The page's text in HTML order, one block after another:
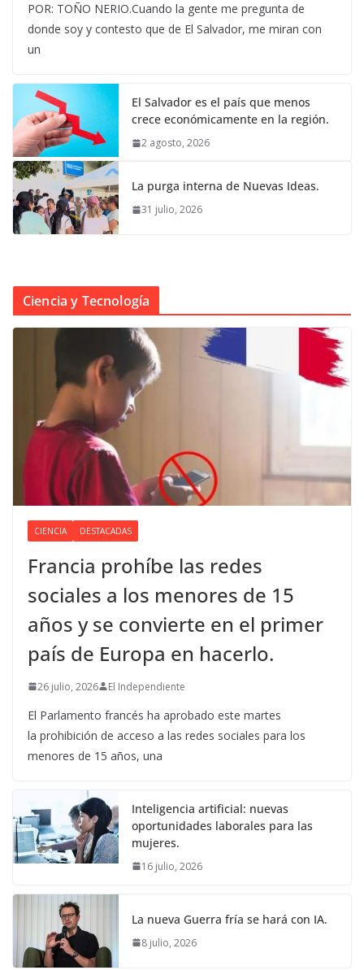
POR: TOÑO NERIO.Cuando la gente me pregunta de
donde soy y contesto que de El Salvador, me miran con
un
El Salvador es el país que menos
crece económicamente en la región.
2 agosto, 2026
La purga interna de Nuevas Ideas.
31 julio, 2026
Ciencia y Tecnología
CIENCIA DESTACADAS
Francia prohíbe las redes
sociales a los menores de 15
años y se convierte en el primer
país de Europa en hacerlo.
26 julio, 2026 El Independiente
El Parlamento francés ha aprobado este martes
la prohibición de acceso a las redes sociales para los
menores de 15 años, una
Inteligencia artificial: nuevas
oportunidades laborales para las
mujeres.
16 julio, 2026
La nueva Guerra fría se hará con IA.
8 julio, 2026